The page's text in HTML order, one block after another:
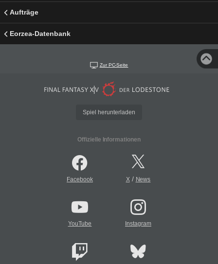
Aufträge
Eorzea-Datenbank
Zur PC-Seite
Spiel herunterladen
Offizielle Informationen
Facebook X/ News
YouTube Instagram